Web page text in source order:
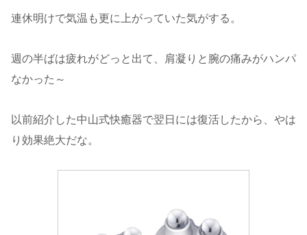
連休明けで気温も更に上がっていた気がする。
週の半ばは疲れがどっと出て、肩凝りと腕の痛みがハンパ
なかった～
以前紹介した中山式快癒器で翌日には復活したから、やは
り効果絶大だな。